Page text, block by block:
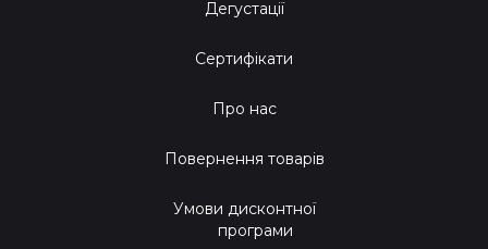
Дегустації
Сертифікати
Про нас
Повернення товарів
Умови дисконтної
програми